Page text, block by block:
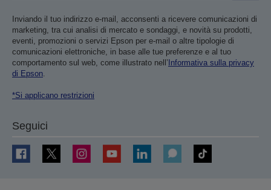
Inviando il tuo indirizzo e-mail, acconsenti a ricevere comunicazioni di
marketing, tra cui analisi di mercato e sondaggi, e novità su prodotti,
eventi, promozioni o servizi Epson per e-mail o altre tipologie di
comunicazioni elettroniche, in base alle tue preferenze e al tuo
comportamento sul web, come illustrato nell’ Informativa sulla privacy
di Epson
*Si applicano restrizioni
Seguici